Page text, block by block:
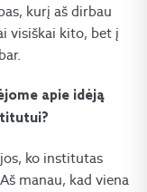
kurį aš dirbau
visiškai kito, bet į
apie idėją
ko institutas
manau, kad viena